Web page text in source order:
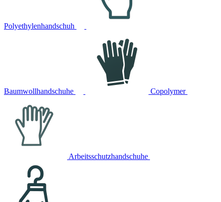
Polyethylenhandschuh
Baumwollhandschuhe Copolymer
Arbeitsschutzhandschuhe